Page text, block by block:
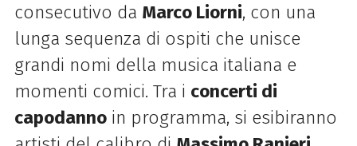
consecutivo da Marco Liorni, con una
lunga sequenza di ospiti che unisce
grandi nomi della musica italiana e
momenti comici. Tra i concerti di
capodannoin programma, si esibiranno